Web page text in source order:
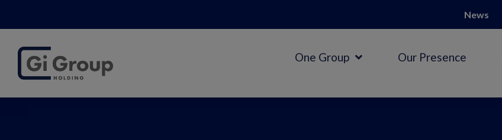
News
One Group Our Presence